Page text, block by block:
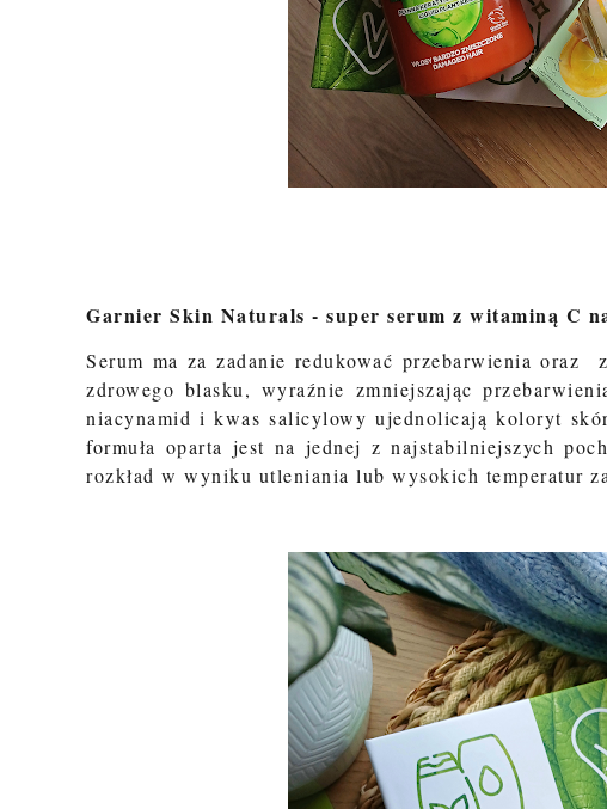
Garnier Skin Naturals - super serum z witaminą C
Serum ma za zadanie redukować przebarwienia oraz
zdrowego blasku, wyraźnie zmniejszając
niacynamid i kwas salicylowy ujednolicają koloryt
formuła oparta jest na jednej z najstabilniejszych
rozkład w wyniku utleniania lub wysokich temperatur